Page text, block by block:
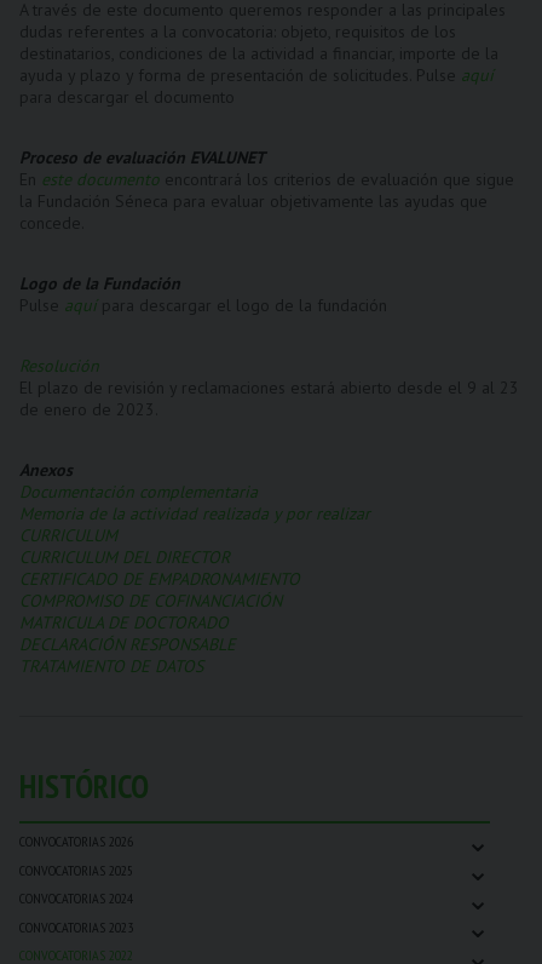
HISTÓRICO
CONVOCATORIAS 2026 ⌄
CONVOCATORIAS 2025 ⌄
CONVOCATORIAS 2024 ⌄
CONVOCATORIAS 2023 ⌄
CONVOCATORIAS 2022 ⌄
aquí
Proceso de evaluación EVALUNET
este documento
Logo de la Fundación
aquí
Resolución
Anexos
Documentación complementaria
Memoria de la actividad realizada y por realizar
CURRICULUM
CURRICULUM DEL DIRECTOR
CERTIFICADO DE EMPADRONAMIENTO
COMPROMISO DE COFINANCIACIÓN
MATRICULA DE DOCTORADO
DECLARACIÓN RESPONSABLE
TRATAMIENTO DE DATOS